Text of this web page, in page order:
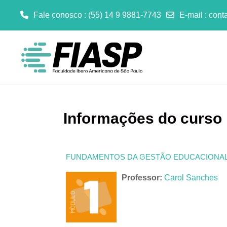
Fale conosco : (55) 14 9 9881-7743 E-mail :
Informações do curso
FUNDAMENTOS DA GESTÃO
Professor: Carol Sanches